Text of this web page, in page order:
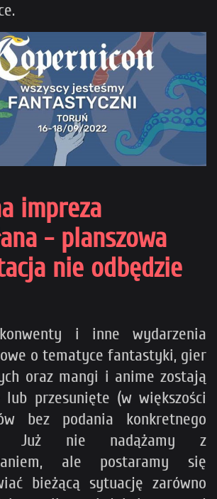
impreza
- planszowa
nie odbędzie
i inne wydarzenia
o tematyce fantastyki, gier
oraz mangi i anime zostają
lub przesunięte (w większości
bez podania konkretnego
Już nie nadążamy z
ale postaramy się
bieżącą sytuację zarówno